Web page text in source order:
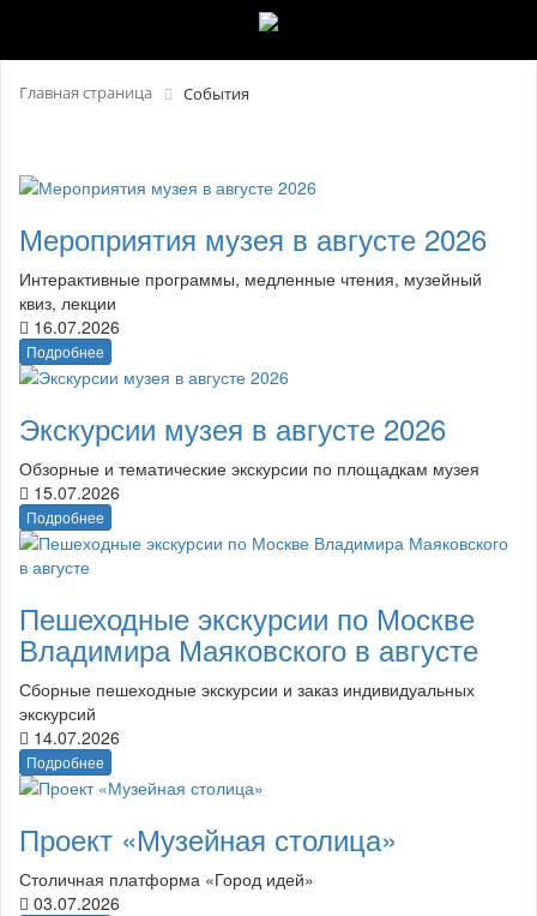
Главная страница События
Мероприятия музея в августе 2026
Интерактивные программы, медленные чтения, музейный
квиз, лекции
16.07.2026
Подробнее
Экскурсии музея в августе 2026
Обзорные и тематические экскурсии по площадкам музея
15.07.2026
Подробнее
Пешеходные экскурсии по Москве
Владимира Маяковского в августе
Сборные пешеходные экскурсии и заказ индивидуальных
экскурсий
14.07.2026
Подробнее
Проект «Музейная столица»
Столичная платформа «Город идей»
03.07.2026